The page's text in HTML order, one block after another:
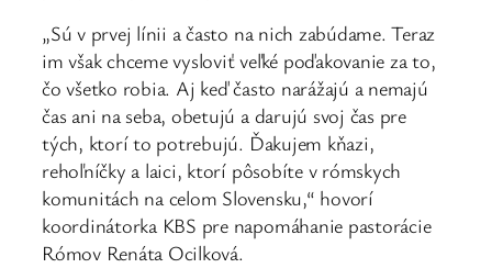
„Sú v prvej línii a často na nich zabúdame. Teraz
im však chceme vysloviť veľké poďakovanie za to,
čo všetko robia. Aj keď často narážajú a nemajú
čas ani na seba, obetujú a darujú svoj čas pre
tých, ktorí to potrebujú. Ďakujem kňazi,
rehoľníčky a laici, ktorí pôsobíte v rómskych
komunitách na celom Slovensku,“ hovorí
koordinátorka KBS pre napomáhanie pastorácie
Rómov Renáta Ocilková.